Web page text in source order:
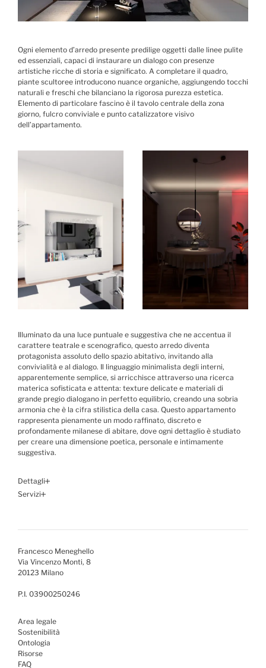
Ogni elemento d’arredo presente predilige oggetti dalle linee pulite
ed essenziali, capaci di instaurare un dialogo con presenze
artistiche ricche di storia e significato. A completare il quadro,
piante scultoree introducono nuance organiche, aggiungendo tocchi
naturali e freschi che bilanciano la rigorosa purezza estetica.
Elemento di particolare fascino è il tavolo centrale della zona
giorno, fulcro conviviale e punto catalizzatore visivo
dell’appartamento.
Illuminato da una luce puntuale e suggestiva che ne accentua il
carattere teatrale e scenografico, questo arredo diventa
protagonista assoluto dello spazio abitativo, invitando alla
convivialità e al dialogo. Il linguaggio minimalista degli interni,
apparentemente semplice, si arricchisce attraverso una ricerca
materica sofisticata e attenta: texture delicate e materiali di
grande pregio dialogano in perfetto equilibrio, creando una sobria
armonia che è la cifra stilistica della casa. Questo appartamento
rappresenta pienamente un modo raffinato, discreto e
profondamente milanese di abitare, dove ogni dettaglio è studiato
per creare una dimensione poetica, personale e intimamente
suggestiva.
Dettagli
Servizi
Francesco Meneghello
Via Vincenzo Monti, 8
20123 Milano
P.I. 03900250246
Area legale
Sostenibilità
Ontologia
Risorse
FAQ